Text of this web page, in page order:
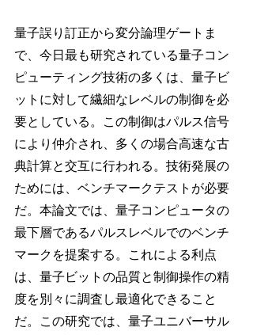
量子誤り訂正から変分論理ゲートま
で、今日最も研究されている量子コン
ピューティング技術の多くは、量子ビ
ットに対して繊細なレベルの制御を必
要としている。この制御はパルス信号
により仲介され、多くの場合高速な古
典計算と交互に行われる。技術発展の
ためには、ベンチマークテストが必要
だ。本論文では、量子コンピュータの
最下層であるパルスレベルでのベンチ
マークを提案する。これによる利点
は、量子ビットの品質と制御操作の精
度を別々に調査し最適化できること
だ。この研究では、量子ユニバーサル